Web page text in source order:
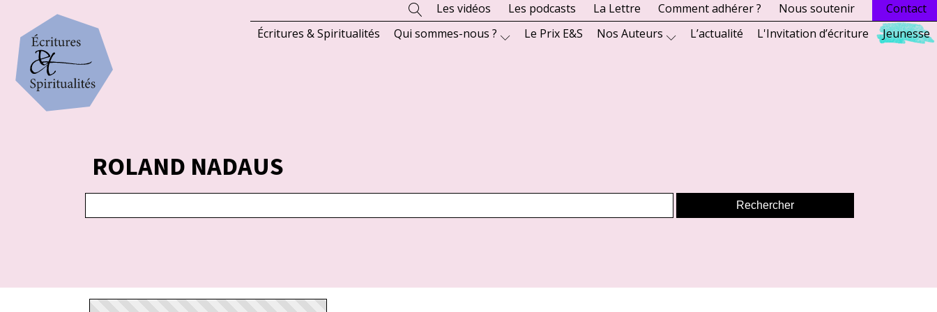
Les vidéos Les podcasts La Lettre Comment adhérer ? Nous soutenir
Contact
Écritures & Spiritualités
Qui sommes-nous ? Le Prix E&S Nos Auteurs L’actualité L'Invitation d’écriture Jeunesse
ROLAND NADAUS